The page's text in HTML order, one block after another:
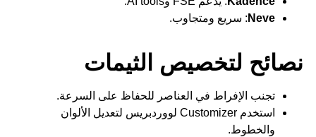
Neve : سريع ومتجاوب.
نصائح لتخصيص الثيمات
تجنب الإفراط في العناصر للحفاظ على السرعة.
استخدم Customizer لووردبريس لتعديل الألوان
والخطوط.